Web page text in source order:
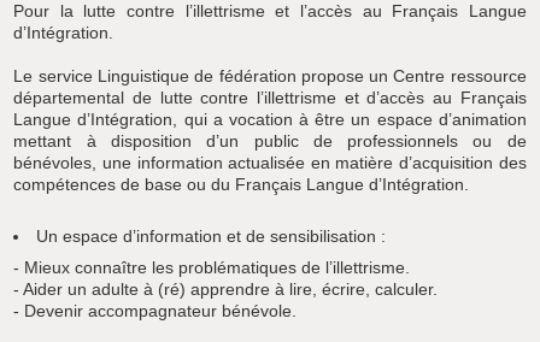
Pour la lutte contre l’illettrisme et l’accès au Français Langue
d’Intégration.
Le service Linguistique de fédération propose un Centre ressource
départemental de lutte contre l’illettrisme et d’accès au Français
Langue d’Intégration, qui a vocation à être un espace d’animation
mettant à disposition d’un public de professionnels ou de
bénévoles, une information actualisée en matière d’acquisition des
compétences de base ou du Français Langue d’Intégration.
Un espace d’information et de sensibilisation :
- Mieux connaître les problématiques de l’illettrisme.
- Aider un adulte à (ré) apprendre à lire, écrire, calculer.
- Devenir accompagnateur bénévole.